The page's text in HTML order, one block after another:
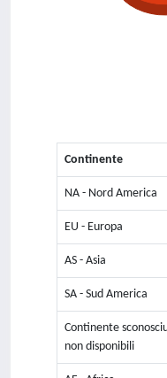
Continente
NA - Nord America
EU - Europa
AS - Asia
SA - Sud America
Continente
non disponibili